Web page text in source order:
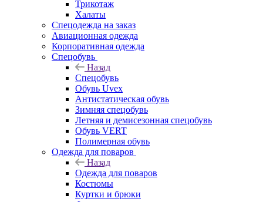
Трикотаж
Халаты
Спецодежда на заказ
Авиационная одежда
Корпоративная одежда
Спецобувь
Назад
Спецобувь
Обувь Uvex
Антистатическая обувь
Зимняя спецобувь
Летняя и демисезонная спецобувь
Обувь VERT
Полимерная обувь
Одежда для поваров
Назад
Одежда для поваров
Костюмы
Куртки и брюки